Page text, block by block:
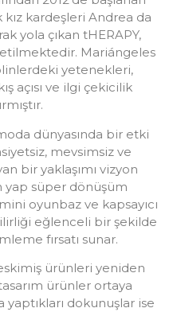
kardeşleri Andrea da
yola çıkan tHERAPY,
Mariángeles
yetenekleri,
açısı ve ilgi çekicilik
dünyasında bir etki
mevsimsiz ve
bir yaklaşımı vizyon
süper dönüşüm
oyunbaz ve kapsayıcı
eğlenceli bir şekilde
fırsatı sunar.
ürünleri yeniden
ürünler ortaya
yaptıkları dokunuşlar ise